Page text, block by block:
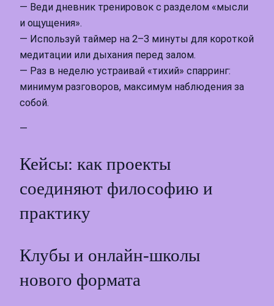
— Веди дневник тренировок с разделом «мысли
и ощущения».
— Используй таймер на 2–3 минуты для короткой
медитации или дыхания перед залом.
— Раз в неделю устраивай «тихий» спарринг:
минимум разговоров, максимум наблюдения за
собой.
—
Кейсы: как проекты
соединяют философию и
практику
Клубы и онлайн‑школы
нового формата